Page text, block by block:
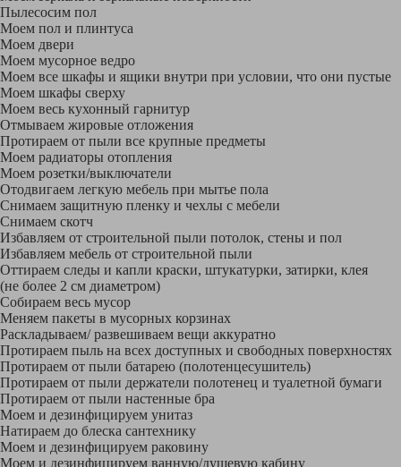
Пылесосим пол
Моем пол и плинтуса
Моем двери
Моем мусорное ведро
Моем все шкафы и ящики внутри при условии, что они пустые
Моем шкафы сверху
Моем весь кухонный гарнитур
Отмываем жировые отложения
Протираем от пыли все крупные предметы
Моем радиаторы отопления
Моем розетки/выключатели
Отодвигаем легкую мебель при мытье пола
Снимаем защитную пленку и чехлы с мебели
Снимаем скотч
Избавляем от строительной пыли потолок, стены и пол
Избавляем мебель от строительной пыли
Оттираем следы и капли краски, штукатурки, затирки, клея
(не более 2 см диаметром)
Собираем весь мусор
Меняем пакеты в мусорных корзинах
Раскладываем/ развешиваем вещи аккуратно
Протираем пыль на всех доступных и свободных поверхностях
Протираем от пыли батарею (полотенцесушитель)
Протираем от пыли держатели полотенец и туалетной бумаги
Протираем от пыли настенные бра
Моем и дезинфицируем унитаз
Натираем до блеска сантехнику
Моем и дезинфицируем раковину
Моем и дезинфицируем ванную/душевую кабину